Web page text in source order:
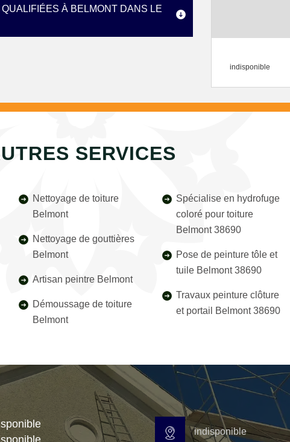
À BELMONT DANS LE
indisponible
SERVICES
Nettoyage de toiture
Belmont
Nettoyage de gouttières
Belmont
Artisan peintre Belmont
Démoussage de toiture
Belmont
Spécialise en hydrofuge
coloré pour toiture
Belmont 38690
Pose de peinture tôle et
tuile Belmont 38690
Travaux peinture clôture
et portail Belmont 38690
indisponible